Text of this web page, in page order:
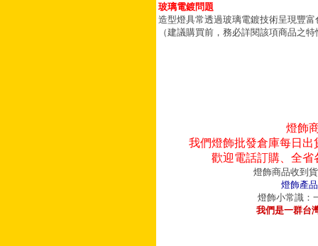
玻璃電鍍問題
造型燈具常透過玻璃電鍍技術呈現豐
（建議購買前，務必詳閱該項商品之
燈飾
我們燈飾批發倉庫每日
歡迎電話訂購、全
燈飾商品收到
燈飾產
燈飾小常識：
我們是一群台